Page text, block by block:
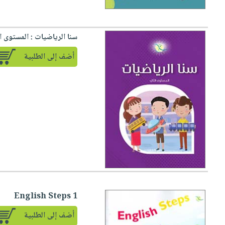
سنا الرياضيات : المستوى
أضف إلى الطلبية
English Steps 1
أضف إلى الطلبية